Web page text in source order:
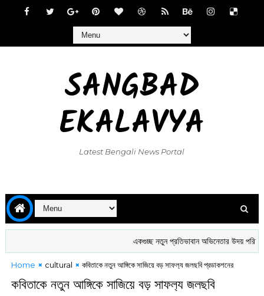
SANGBAD
EKALAVYA
Latest Bengali News Portal
একগুচ্ছ নতুন প্রতিভাবান অভিনেতার উদয় পরিচালক
Home cultural কবিতাকে নতুন আঙ্গিকে সাজিয়ে বড় সাফল‍্য জলছবি প্রডাকশনের
কবিতাকে নতুন আঙ্গিকে সাজিয়ে বড় সাফল‍্য জলছবি